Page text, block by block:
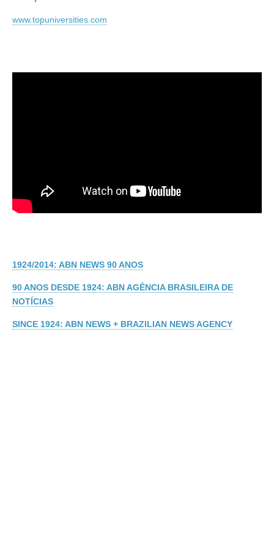
www.topuniversities.com
1924/2014: ABN NEWS 90 ANOS
90 ANOS DESDE 1924: ABN AGÊNCIA BRASILEIRA DE
NOTÍCIAS
SINCE 1924: ABN NEWS + BRAZILIAN NEWS AGENCY